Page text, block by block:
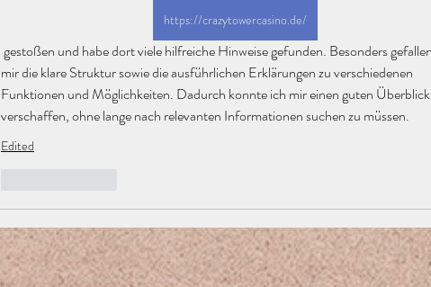
https://crazytowercasino.de/
mir die klare Struktur sowie die ausführlichen Erklärungen zu verschiedenen
Funktionen und Möglichkeiten. Dadurch konnte ich mir einen guten Überblick
verschaffen, ohne lange nach relevanten Informationen suchen zu müssen.
Edited